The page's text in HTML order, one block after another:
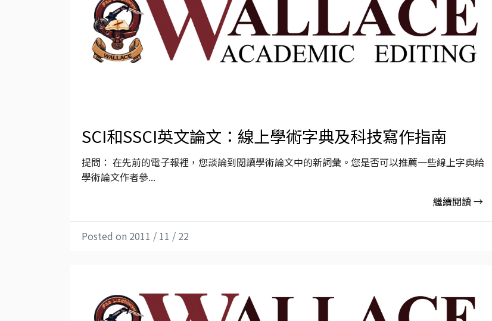
SCI和SSCI英文論文：線上學術字典及科技寫作指南
提問： 在先前的電子報裡，您談論到閱讀學術論文中的新詞彙。您是否可以推薦一些線上字典給
學術論文作者參...
繼續閱讀 →
Posted on 2011 / 11 / 22